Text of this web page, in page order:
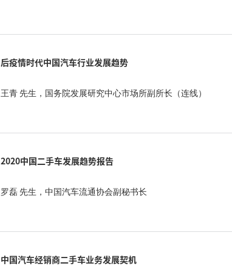
后疫情时代中国汽车行业发展趋势
王青 先生，国务院发展研究中心市场所副所长（连线）
2020中国二手车发展趋势报告
罗磊 先生，中国汽车流通协会副秘书长
中国汽车经销商二手车业务发展契机